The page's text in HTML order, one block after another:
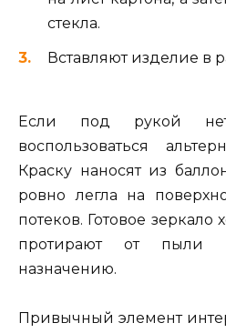
стекла.
Вставляют изделие в
Если под рукой
воспользоваться
Краску наносят из
ровно легла на
потеков. Готовое
протирают от пыли
назначению.
Привычный элемент